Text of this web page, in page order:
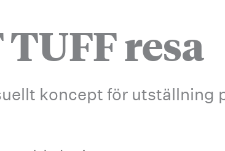
resa
koncept för utställning